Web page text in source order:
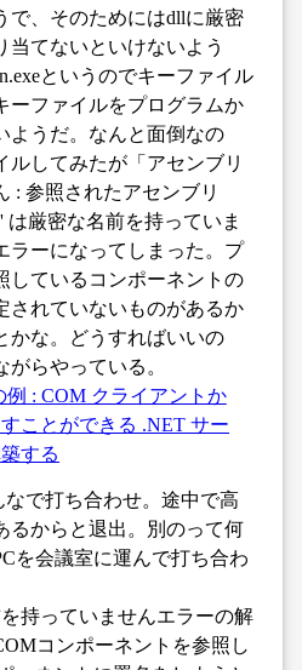
で、そのためにはdllに厳密
当てないといけないよう
というのでキーファイル
ーファイルをプログラムか
ようだ。なんと面倒なの
ルしてみたが「アセンブリ
: 参照されたアセンブリ
は厳密な名前を持っていま
ラーになってしまった。プ
しているコンポーネントの
されていないものがあるか
かな。どうすればいいの
らやっている。
例 : COM クライアントか
ことができる .NET サー
する
なで打ち合わせ。途中で高
るからと退出。別のって何
を会議室に運んで打ち合わ
持っていませんエラーの解
コンポーネントを参照し